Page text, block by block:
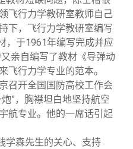
飞行力学教研室教师自己
下，飞行力学教研室编写
，于1961年编写完成并应
亲自编写了教材《导弹动
飞行力学专业的范本。
召开全国国防高校工作会
”，胸襟坦白地坚持航空
航专业。他的一席话引起
学森先生的关心、支持